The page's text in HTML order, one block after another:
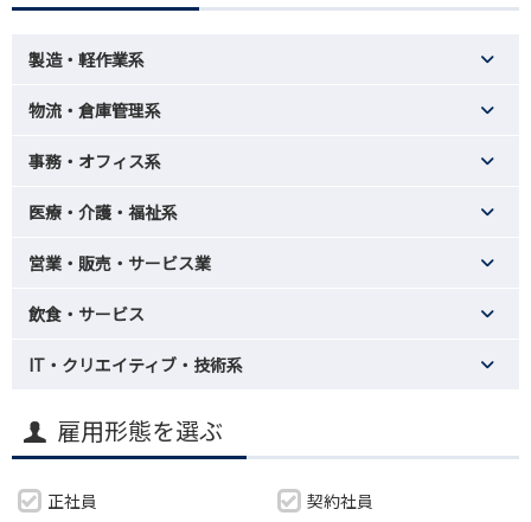
製造・軽作業系
物流・倉庫管理系
事務・オフィス系
医療・介護・福祉系
営業・販売・サービス業
飲食・サービス
IT・クリエイティブ・技術系
雇用形態を選ぶ
正社員
契約社員